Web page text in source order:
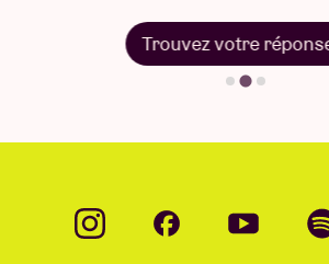
Trouvez votre